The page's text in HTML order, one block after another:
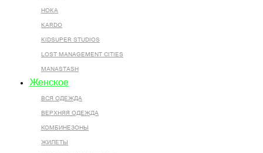
HOKA
KARDO
KIDSUPER STUDIOS
LOST MANAGEMENT CITIES
MANASTASH
Женское
ВСЯ ОДЕЖДА
ВЕРХНЯЯ ОДЕЖДА
КОМБИНЕЗОНЫ
ЖИЛЕТЫ